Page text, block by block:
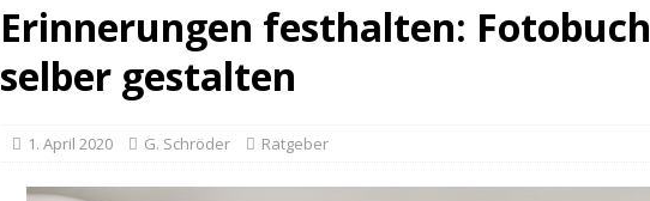
Erinnerungen festhalten: Fotobuch
selber gestalten
1. April 2020 G. Schröder Ratgeber